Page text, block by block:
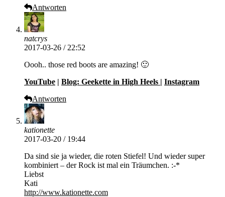
Antworten
natcrys
2017-03-26 / 22:52
Oooh.. those red boots are amazing! 🙂
YouTube | Blog: Geekette in High Heels | Instagram
Antworten
kationette
2017-03-20 / 19:44
Da sind sie ja wieder, die roten Stiefel! Und wieder super
kombiniert – der Rock ist mal ein Träumchen. :-*
Liebst
Kati
http://www.kationette.com